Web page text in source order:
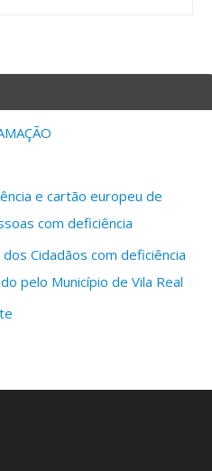
e cartão europeu de
com deficiência
Cidadãos com deficiência
pelo Município de Vila Real